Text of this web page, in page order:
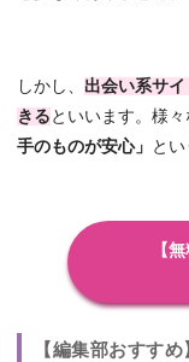
しかし、 出会い系サ
きる といいます。様
手のものが安心」 と
【
【編集部おすす